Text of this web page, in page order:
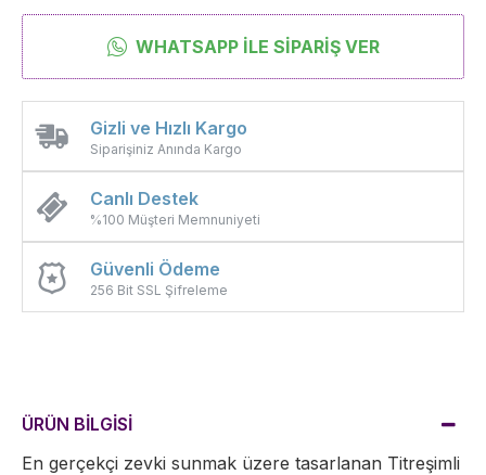
Gizli ve Hızlı Kargo
Siparişiniz Anında Kargo
Canlı Destek
%100 Müşteri Memnuniyeti
Güvenli Ödeme
256 Bit SSL Şifreleme
WHATSAPP İLE SIPARIŞ VER
ÜRÜN BİLGİSİ
En gerçekçi zevki sunmak üzere tasarlanan Titreşimli